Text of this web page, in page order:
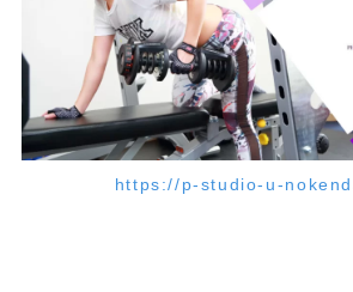
https://p-studio-u-